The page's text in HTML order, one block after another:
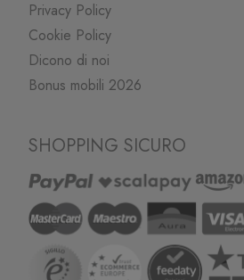
Privacy Policy
Cookie Policy
Dicono di noi
Bonus mobili 2026
SHOPPING SICURO